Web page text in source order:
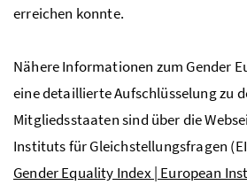
erreichen konnte.
Nähere Informationen zum Gender
eine detaillierte Aufschlüsselung zu
Mitgliedsstaaten sind über die
Instituts für Gleichstellungsfragen
Gender Equality Index | European